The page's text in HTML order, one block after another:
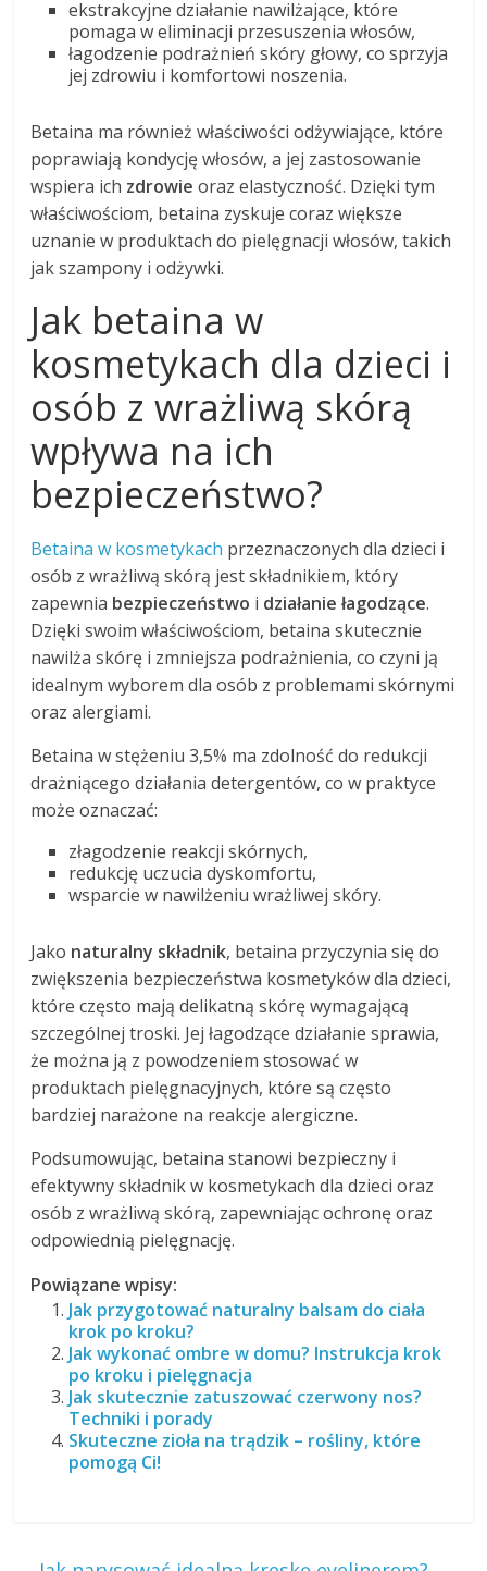
ekstrakcyjne działanie nawilżające, które
pomaga w eliminacji przesuszenia włosów,
łagodzenie podrażnień skóry głowy, co sprzyja
jej zdrowiu i komfortowi noszenia.
Betaina ma również właściwości odżywiające, które
poprawiają kondycję włosów, a jej zastosowanie
wspiera ich zdrowie oraz elastyczność. Dzięki tym
właściwościom, betaina zyskuje coraz większe
uznanie w produktach do pielęgnacji włosów, takich
jak szampony i odżywki.
Jak betaina w
kosmetykach dla dzieci i
osób z wrażliwą skórą
wpływa na ich
bezpieczeństwo?
Betaina w kosmetykach przeznaczonych dla dzieci i
osób z wrażliwą skórą jest składnikiem, który
zapewnia bezpieczeństwo i działanie łagodzące.
Dzięki swoim właściwościom, betaina skutecznie
nawilża skórę i zmniejsza podrażnienia, co czyni ją
idealnym wyborem dla osób z problemami skórnymi
oraz alergiami.
Betaina w stężeniu 3,5% ma zdolność do redukcji
drażniącego działania detergentów, co w praktyce
może oznaczać:
złagodzenie reakcji skórnych,
redukcję uczucia dyskomfortu,
wsparcie w nawilżeniu wrażliwej skóry.
Jako naturalny składnik, betaina przyczynia się do
zwiększenia bezpieczeństwa kosmetyków dla dzieci,
które często mają delikatną skórę wymagającą
szczególnej troski. Jej łagodzące działanie sprawia,
że można ją z powodzeniem stosować w
produktach pielęgnacyjnych, które są często
bardziej narażone na reakcje alergiczne.
Podsumowując, betaina stanowi bezpieczny i
efektywny składnik w kosmetykach dla dzieci oraz
osób z wrażliwą skórą, zapewniając ochronę oraz
odpowiednią pielęgnację.
Powiązane wpisy:
Jak przygotować naturalny balsam do ciała
krok po kroku?
Jak wykonać ombre w domu? Instrukcja krok
po kroku i pielęgnacja
Jak skutecznie zatuszować czerwony nos?
Techniki i porady
Skuteczne zioła na trądzik – rośliny, które
pomogą Ci!